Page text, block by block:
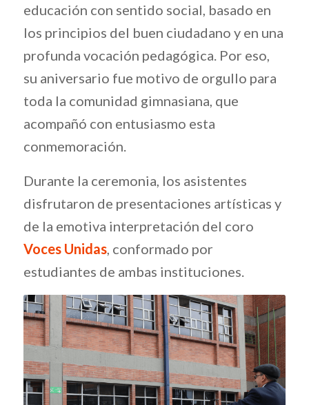
educación con sentido social, basado en
los principios del buen ciudadano y en una
profunda vocación pedagógica. Por eso,
su aniversario fue motivo de orgullo para
toda la comunidad gimnasiana, que
acompañó con entusiasmo esta
conmemoración.
Durante la ceremonia, los asistentes
disfrutaron de presentaciones artísticas y
de la emotiva interpretación del coro
Voces Unidas, conformado por
estudiantes de ambas instituciones.